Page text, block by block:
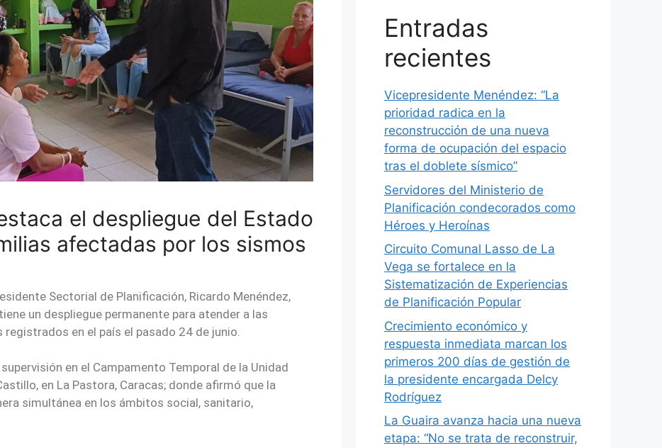
el despliegue del Estado
afectadas por los sismos
Sectorial de Planificación, Ricardo Menéndez,
un despliegue permanente para atender a las
en el país el pasado 24 de junio.
en el Campamento Temporal de la Unidad
en La Pastora, Caracas; donde afirmó que la
simultánea en los ámbitos social, sanitario,
Entradas
recientes
Vicepresidente Menéndez: “La
prioridad radica en la
reconstrucción de una nueva
forma de ocupación del espacio
tras el doblete sísmico”
Servidores del Ministerio de
Planificación condecorados como
Héroes y Heroínas
Circuito Comunal Lasso de La
Vega se fortalece en la
Sistematización de Experiencias
de Planificación Popular
Crecimiento económico y
respuesta inmediata marcan los
primeros 200 días de gestión de
la presidente encargada Delcy
Rodríguez
La Guaira avanza hacia una nueva
etapa: “No se trata de reconstruir,